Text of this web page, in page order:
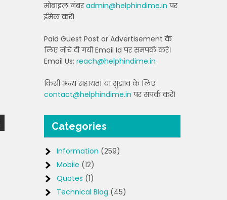
मोबाइल नंबरadmin@helphindime.in पर
ईमेल करें।
Paid Guest Post or Advertisement के
लिए नीचे दी गयी Email Id पर समपर्क करें।
Email Us: reach@helphindime.in
किसी अन्य सहायता या सुझाव के लिए
contact@helphindime.in पर संपर्क करें।
Categories
Information (259)
Mobile (12)
Quotes (1)
Technical Blog (45)